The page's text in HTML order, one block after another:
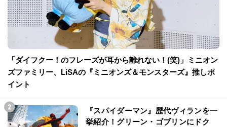
「ダイフクー！のフレーズが耳から離れない！(笑)」ミニオン
ズファミリー、LiSAの『ミニオンズ＆モンスターズ』推しポ
イント
『スパイダーマン』歴代ヴィランを一
挙紹介！グリーン・ゴブリンにドク